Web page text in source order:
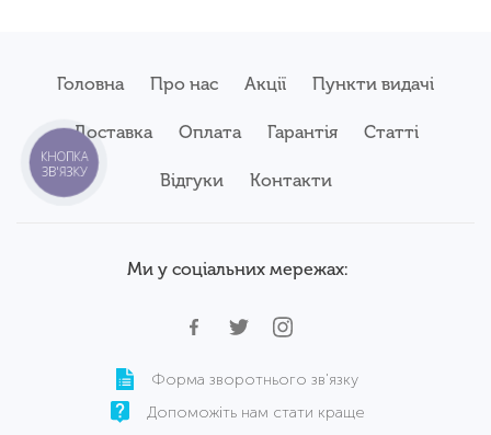
Головна Про нас Акції Пункти видачі
Доставка Оплата Гарантія Статті
Відгуки Контакти
Ми у соціальних мережах:
Форма зворотнього зв'язку
Допоможіть нам стати краще
КНОПКА
ЗВ'ЯЗКУ